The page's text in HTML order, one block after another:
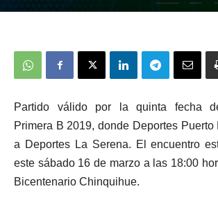
Partido válido por la quinta fecha
Primera B 2019, donde Deportes Puerto
a Deportes La Serena. El encuentro
este sábado 16 de marzo a las 18:00
Bicentenario Chinquihue.